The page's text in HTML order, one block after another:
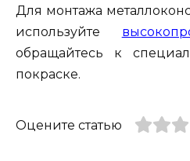
Для монтажа
используйте
обращайтесь к
покраске.
Оцените статью